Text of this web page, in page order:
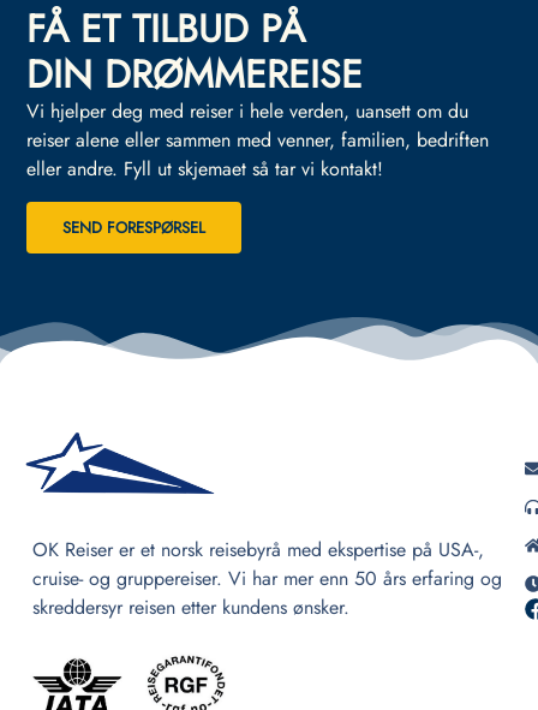
FÅ ET TILBUD PÅ
DIN DRØMMEREISE
Vi hjelper deg med reiser i hele verden, uansett om du
reiser alene eller sammen med venner, familien, bedriften
eller andre. Fyll ut skjemaet så tar vi kontakt!
SEND FORESPØRSEL
OK Reiser er et norsk reisebyrå med ekspertise på USA-,
cruise- og gruppereiser. Vi har mer enn 50 års erfaring og
skreddersyr reisen etter kundens ønsker.